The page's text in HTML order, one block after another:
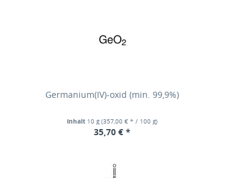
Germanium(IV)-oxid (min. 99,9%)
Inhalt 10 g(357,00 € * / 100 g)
35,70 € *